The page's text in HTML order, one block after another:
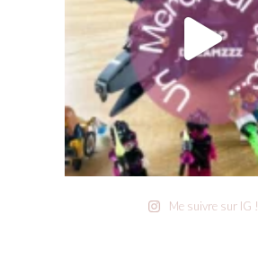
Me suivre sur IG !